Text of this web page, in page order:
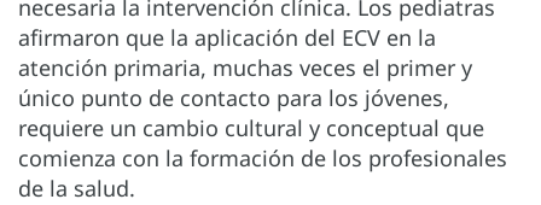
necesaria la intervención clínica. Los pediatras
afirmaron que la aplicación del ECV en la
atención primaria, muchas veces el primer y
único punto de contacto para los jóvenes,
requiere un cambio cultural y conceptual que
comienza con la formación de los profesionales
de la salud.